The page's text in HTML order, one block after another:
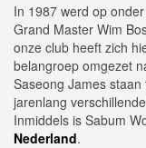
In 1987 werd op
Grand Master Wim
onze club heeft zich
belangroep omgezet
Saseong James
jarenlang
Inmiddels is Sabum
Nederland.